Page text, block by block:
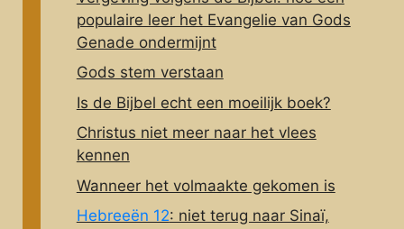
populaire leer het Evangelie van Gods
Genade ondermijnt
Gods stem verstaan
Is de Bijbel echt een moeilijk boek?
Christus niet meer naar het vlees
kennen
Wanneer het volmaakte gekomen is
Hebreeën 12: niet terug naar Sinaï,